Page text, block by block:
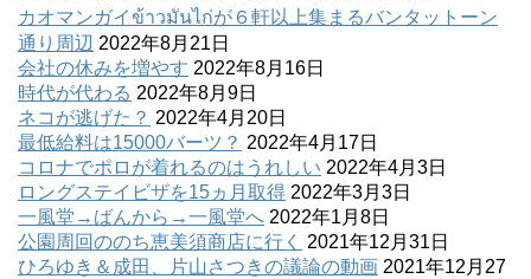
カオマンガイข้าวมันไก่が６軒以上集まるバンタットーン
通り周辺 2022年8月21日
会社の休みを増やす 2022年8月16日
時代が代わる 2022年8月9日
ネコが逃げた？ 2022年4月20日
最低給料は15000バーツ？ 2022年4月17日
コロナでポロが着れるのはうれしい 2022年4月3日
ロングステイビザを15ヵ月取得 2022年3月3日
一風堂→ばんから→一風堂へ 2022年1月8日
公園周回ののち恵美須商店に行く
2021年12月31日
ひろゆき＆成田、片山さつきの議論の動画 2021年12月27